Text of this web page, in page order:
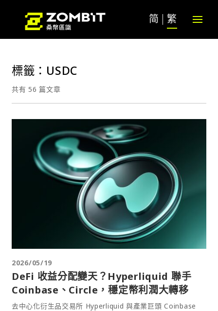
简 繁
標籤：USDC
共有 56 篇文章
2026/05/19
DeFi 收益分配變天？Hyperliquid 聯手
Coinbase、Circle，穩定幣利潤大轉移
去中心化衍生品交易所 Hyperliquid 與產業巨頭 Coinbase